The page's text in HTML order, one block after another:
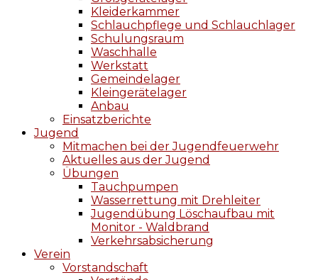
Kleiderkammer
Schlauchpflege und Schlauchlager
Schulungsraum
Waschhalle
Werkstatt
Gemeindelager
Kleingerätelager
Anbau
Einsatzberichte
Jugend
Mitmachen bei der Jugendfeuerwehr
Aktuelles aus der Jugend
Übungen
Tauchpumpen
Wasserrettung mit Drehleiter
Jugendübung Löschaufbau mit
Monitor - Waldbrand
Verkehrsabsicherung
Verein
Vorstandschaft